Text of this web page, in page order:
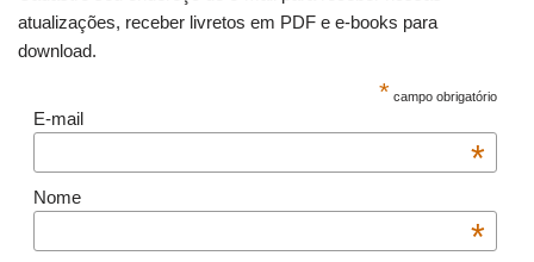
atualizações, receber livretos em PDF e e-books para
download.
* campo obrigatório
E-mail
*
Nome
*